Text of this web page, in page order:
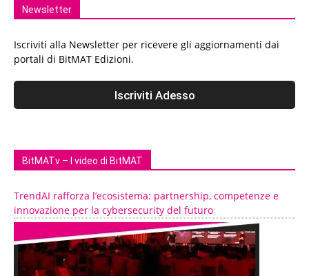
Newsletter
Iscriviti alla Newsletter per ricevere gli aggiornamenti dai
portali di BitMAT Edizioni.
BitMATv – I video di BitMAT
TrendAI rafforza l’ecosistema: partnership, competenze e
innovazione per la cybersecurity del futuro